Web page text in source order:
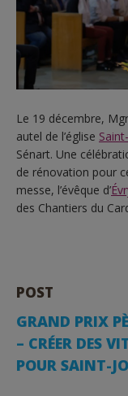
Le 19 décembre,
autel de l’église
Sénart. Une
de rénovation pour
messe, l’évêque d’
des Chantiers du
POST
GRAND PRIX
– CRÉER DES
POUR SAINT-